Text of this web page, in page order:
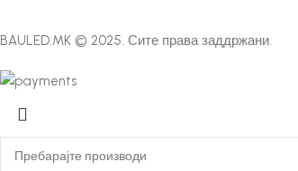
BAULED.MK © 2025. Сите права заддржани.